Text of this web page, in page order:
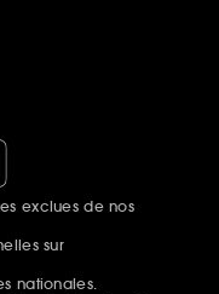
exclues de nos
sur
nationales.